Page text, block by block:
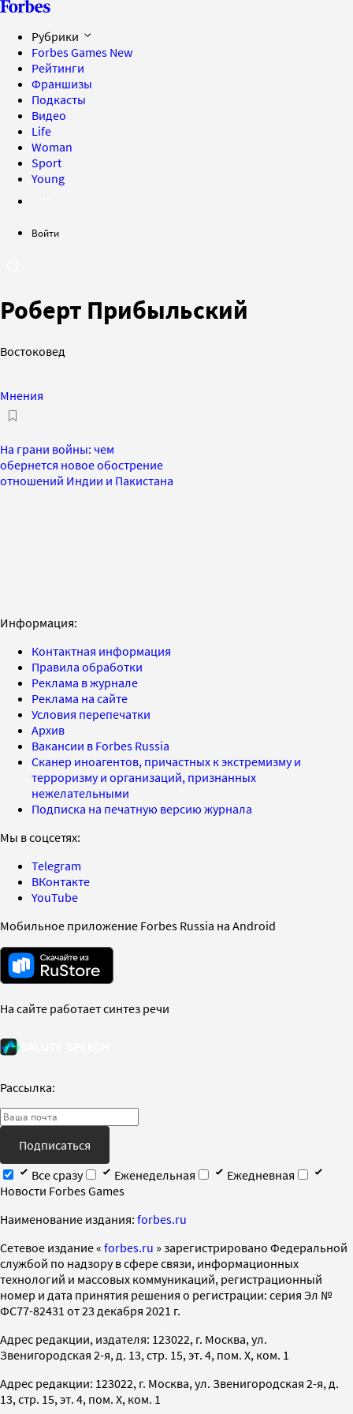
Рубрики
Forbes Games New
Рейтинги
Франшизы
Подкасты
Видео
Life
Woman
Sport
Young
Войти
Роберт Прибыльский
Востоковед
Мнения
На грани войны: чем
обернется новое обострение
отношений Индии и Пакистана
Информация:
Контактная информация
Правила обработки
Реклама в журнале
Реклама на сайте
Условия перепечатки
Архив
Вакансии в Forbes Russia
Сканер иноагентов, причастных к экстремизму и
терроризму и организаций, признанных
нежелательными
Подписка на печатную версию журнала
Мы в соцсетях:
Telegram
ВКонтакте
YouTube
Мобильное приложение Forbes Russia на Android
На сайте работает синтез речи
Рассылка:
Подписаться
Все сразу
Еженедельная
Ежедневная
Новости Forbes Games
Наименование издания: forbes.ru
Cетевое издание « forbes.ru » зарегистрировано Федеральной
службой по надзору в сфере связи, информационных
технологий и массовых коммуникаций, регистрационный
номер и дата принятия решения о регистрации: серия Эл №
ФС77-82431 от 23 декабря 2021 г.
Адрес редакции, издателя: 123022, г. Москва, ул.
Звенигородская 2-я, д. 13, стр. 15, эт. 4, пом. X, ком. 1
Адрес редакции: 123022, г. Москва, ул. Звенигородская 2-я, д.
13, стр. 15, эт. 4, пом. X, ком. 1